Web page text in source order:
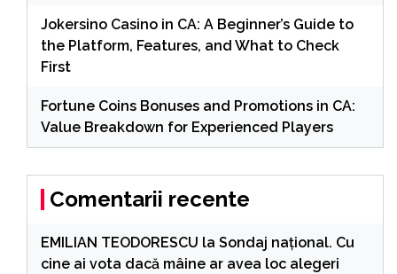
Jokersino Casino in CA: A Beginner’s Guide to
the Platform, Features, and What to Check
First
Fortune Coins Bonuses and Promotions in CA:
Value Breakdown for Experienced Players
Comentarii recente
EMILIAN TEODORESCU la Sondaj național. Cu
cine ai vota dacă mâine ar avea loc alegeri